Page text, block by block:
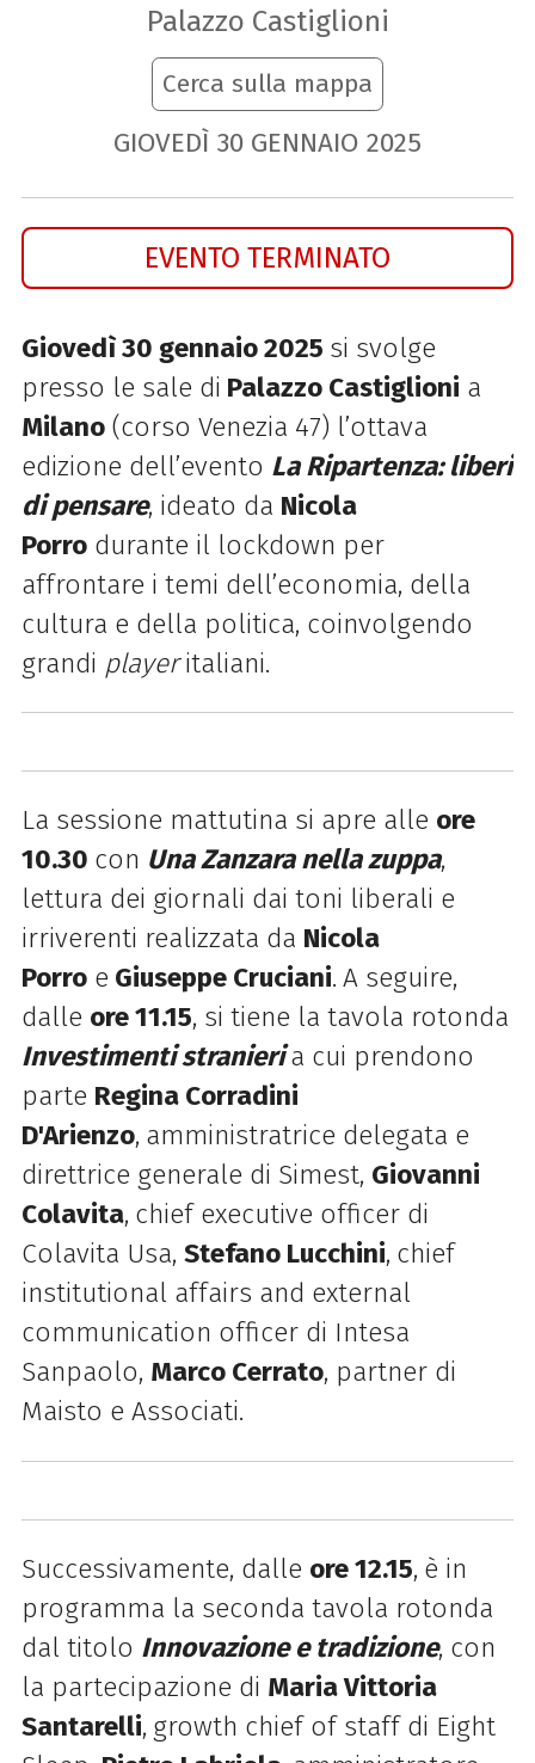
Palazzo Castiglioni
Cerca sulla mappa
GIOVEDÌ 30 GENNAIO 2025
EVENTO TERMINATO
Giovedì 30 gennaio 2025 si svolge
presso le sale di Palazzo Castiglioni a
Milano(corso Venezia 47) l’ottava
edizione dell’evento La Ripartenza: liberi
di pensare, ideato da Nicola
Porrodurante il lockdown per
affrontare i temi dell’economia, della
cultura e della politica, coinvolgendo
grandi playeritaliani.
La sessione mattutina si apre alle ore
10.30 con Una Zanzara nella zuppa,
lettura dei giornali dai toni liberali e
irriverenti realizzata da Nicola
Porroe Giuseppe Cruciani. A seguire,
dalle ore 11.15, si tiene la tavola rotonda
Investimenti stranieri a cui prendono
parte Regina Corradini
D'Arienzo, amministratrice delegata e
direttrice generale di Simest, Giovanni
Colavita, chief executive officer di
Colavita Usa, Stefano Lucchini, chief
institutional affairs and external
communication officer di Intesa
Sanpaolo, Marco Cerrato, partner di
Maisto e Associati.
Successivamente, dalle ore 12.15, è in
programma la seconda tavola rotonda
dal titolo Innovazione e tradizione, con
la partecipazione di Maria Vittoria
Santarelli, growth chief of staff di Eight